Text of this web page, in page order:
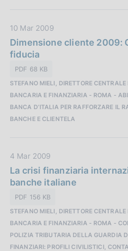
o
n
e
D
a
t
u
b
b
l
a
z
i
10 Mar 2009
Dimensione cliente 2009:
fiducia
PDF 68 KB
STEFANO MIELI, DIRETTORE
BANCARIA E FINANZIARIA - ROMA -
BANCA D’ITALIA PER RAFFORZARE IL
BANCHE E CLIENTELA
D
a
t
u
b
b
4 Mar 2009
La crisi finanziaria
banche italiane
PDF 156 KB
STEFANO MIELI, DIRETTORE
BANCARIA E FINANZIARIA - ROMA -
POLIZIA TRIBUTARIA DELLA GUARDIA
FINANZIARI: PROFILI CIVILISTICI,